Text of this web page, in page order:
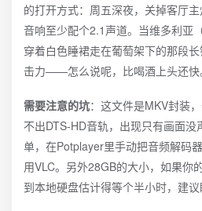
的打开方式：周五深夜，关掉客厅主
音响至少配个2.1声道。当维多利亚
穿着白色睡裙走在葡萄架下的那段
击力——怎么说呢，比喝酒上头还快
需要注意的坑：这文件是MKV封装
不出DTS-HD音轨，出现只有画面
单，在Potplayer里手动把音频解码
用VLC。另外28GB的大小，如果你
到本地硬盘估计得等个半小时，建议